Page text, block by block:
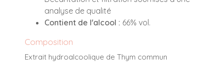
analyse de qualité
Contient de l'alcool : 66% vol.
Composition
Extrait hydroalcoolique de Thym commun